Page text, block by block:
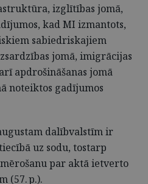
izglītības jomā,
kad MI izmantots,
sabiedriskajiem
jomā, imigrācijas
apdrošināšanas jomā
noteiktos gadījumos
dalībvalstīm ir
uz sodu, tostarp
par aktā ietverto
(57. p.).